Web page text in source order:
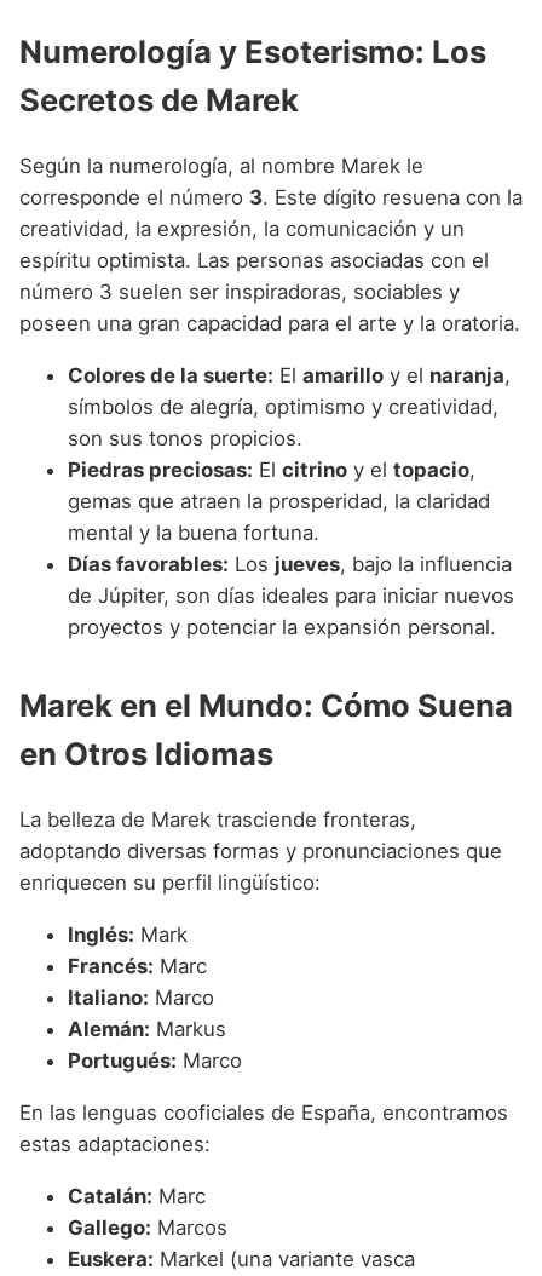
Numerología y Esoterismo: Los
Secretos de Marek
Según la numerología, al nombre Marek le
corresponde el número 3. Este dígito resuena con la
creatividad, la expresión, la comunicación y un
espíritu optimista. Las personas asociadas con el
número 3 suelen ser inspiradoras, sociables y
poseen una gran capacidad para el arte y la oratoria.
Colores de la suerte: El amarillo y el naranja,
símbolos de alegría, optimismo y creatividad,
son sus tonos propicios.
Piedras preciosas: El citrino y el topacio,
gemas que atraen la prosperidad, la claridad
mental y la buena fortuna.
Días favorables: Los jueves, bajo la influencia
de Júpiter, son días ideales para iniciar nuevos
proyectos y potenciar la expansión personal.
Marek en el Mundo: Cómo Suena
en Otros Idiomas
La belleza de Marek trasciende fronteras,
adoptando diversas formas y pronunciaciones que
enriquecen su perfil lingüístico:
Inglés: Mark
Francés: Marc
Italiano: Marco
Alemán: Markus
Portugués: Marco
En las lenguas cooficiales de España, encontramos
estas adaptaciones:
Catalán: Marc
Gallego: Marcos
Euskera: Markel (una variante vasca